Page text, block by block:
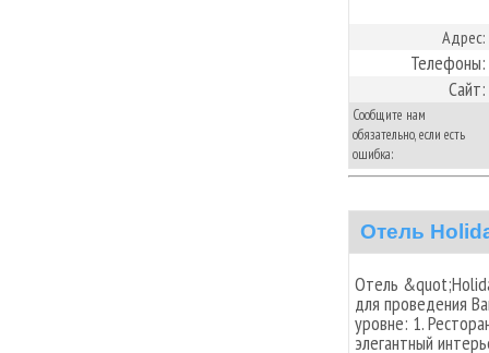
Адрес:
Телефоны:
Сайт:
Сообщите нам
обязательно, если есть
ошибка:
Отель
Отель
для проведения
уровне: 1.
элегантный